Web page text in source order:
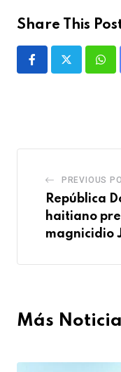
Share This
PREVIOUS
República
haitiano
magnicidio
Más